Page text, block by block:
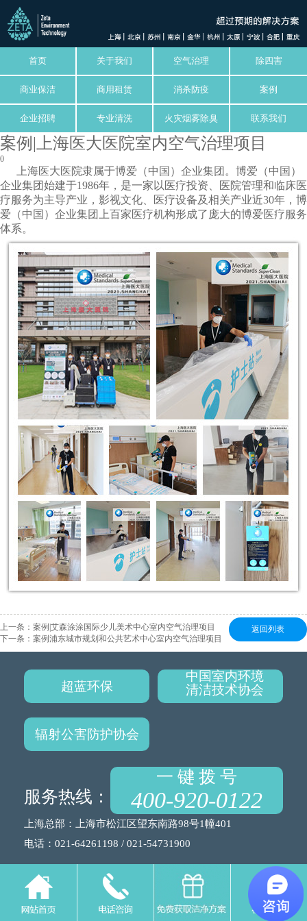
首页 关于我们 空气治理 除四害
商业保洁 商用租赁 消杀防疫 案例
企业招聘 专业清洗 火灾烟雾除臭 联系我们
案例|上海医大医院室内空气治理项目
0
上海医大医院隶属于博爱（中国）企业集团。博爱（中国）
企业集团始建于1986年，是一家以医疗投资、医院管理和临床医
疗服务为主导产业，影视文化、医疗设备及相关产业近30年，博
爱（中国）企业集团上百家医疗机构形成了庞大的博爱医疗服务
体系。
上一条： 案例|艾森涂涂国际少儿美术中心室内空气治理项目
下一条： 案例浦东城市规划和公共艺术中心室内空气治理项目
返回列表
超蓝环保
中国室内环境
清洁技术协会
辐射公害防护协会
服务热线：
一 键 拨 号
400-920-0122
上海总部：上海市松江区望东南路98号1幢401
电话：021-64261198 / 021-54731900